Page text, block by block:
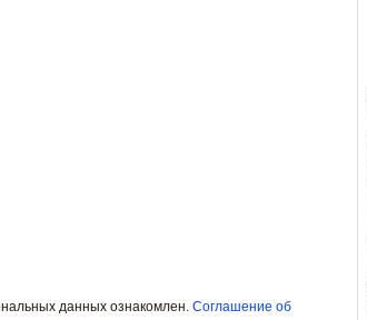
данных ознакомлен. Соглашение об